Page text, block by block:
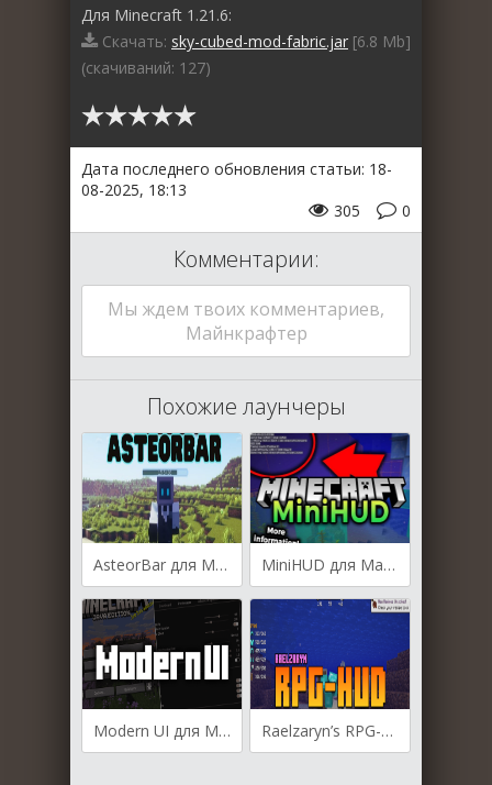
Для Minecraft 1.21.6:
Скачать: sky-cubed-mod-fabric.jar [6.8 Mb]
(cкачиваний: 127)
Дата последнего обновления статьи: 18-
08-2025, 18:13
0
305
Комментарии:
Мы ждем твоих комментариев,
Майнкрафтер
Похожие лаунчеры
AsteorBar для Майнкрафт [1.21.4, 1.21.1, 1.20.6] MiniHUD для Майнкрафт [1.21.1, 1.21, 1.20.6]
Modern UI для Майнкрафт [1.20.4, 1.20.2, 1.20.1] Raelzaryn’s RPG-Hud для Майнкрафт [1.20.2, 1.20.1, 1.19.4]